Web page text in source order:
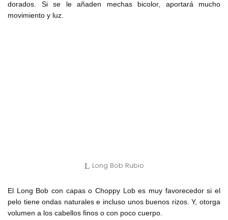
dorados. Si se le añaden mechas bicolor, aportará mucho
movimiento y luz.
Long Bob Rubio
El Long Bob con capas o Choppy Lob es muy favorecedor si el
pelo tiene ondas naturales e incluso unos buenos rizos. Y, otorga
volumen a los cabellos finos o con poco cuerpo.